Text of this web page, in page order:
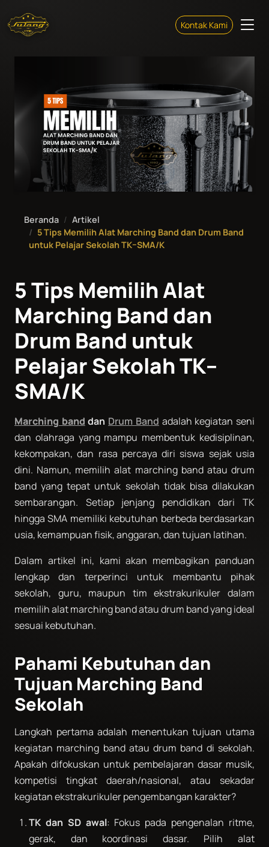
Kontak Kami
Beranda
Artikel
5 Tips Memilih Alat Marching Band dan Drum Band
untuk Pelajar Sekolah TK–SMA/K
5 Tips Memilih Alat
Marching Band dan
Drum Band untuk
Pelajar Sekolah TK–
SMA/K
Marching band dan Drum Band adalah kegiatan seni
dan olahraga yang mampu membentuk kedisiplinan,
kekompakan, dan rasa percaya diri siswa sejak usia
dini. Namun, memilih alat marching band atau drum
band yang tepat untuk sekolah tidak bisa dilakukan
sembarangan. Setiap jenjang pendidikan dari TK
hingga SMA memiliki kebutuhan berbeda berdasarkan
usia, kemampuan fisik, anggaran, dan tujuan latihan.
Dalam artikel ini, kami akan membagikan panduan
lengkap dan terperinci untuk membantu pihak
sekolah, guru, maupun tim ekstrakurikuler dalam
memilih alat marching band atau drum band yang ideal
sesuai kebutuhan.
Pahami Kebutuhan dan
Tujuan Marching Band
Sekolah
Langkah pertama adalah menentukan tujuan utama
kegiatan marching band atau drum band di sekolah.
Apakah difokuskan untuk pembelajaran dasar musik,
kompetisi tingkat daerah/nasional, atau sekadar
kegiatan ekstrakurikuler pengembangan karakter?
TK dan SD awal: Fokus pada pengenalan ritme,
gerak, dan koordinasi dasar. Pilih alat